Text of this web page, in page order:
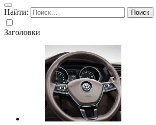
Найти:
Заголовки